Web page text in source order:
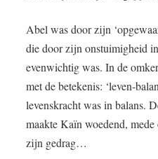
Abel was door zijn
die door zijn onstuimigheid
evenwichtig was. In de
met de betekenis: ‘leven-
levenskracht was in balans.
maakte Kaïn woedend,
zijn gedrag…